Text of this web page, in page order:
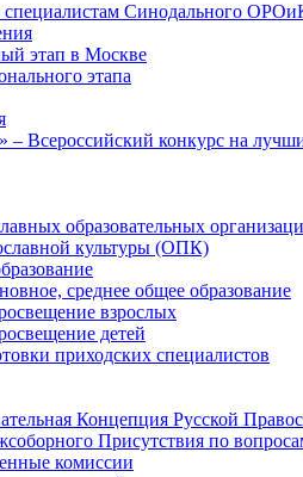
специалистам Синодального
этап в Москве
этапа
Всероссийский конкурс на
образовательных
культуры (ОПК)
среднее общее образование
взрослых
детей
приходских специалистов
Концепция Русской
Присутствия по
комиссии